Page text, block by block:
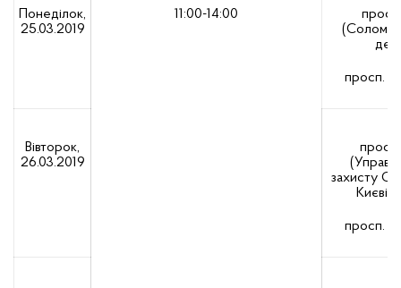
Понеділок,
25.03.2019
11:00-14:00
просп.
Вівторок,
26.03.2019
захисту
Києві
просп.